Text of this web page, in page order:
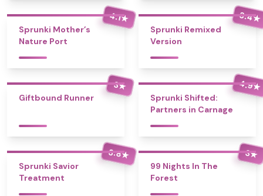
4.1★
Sprunki Mother’s
Nature Port
3.4★
Sprunki Remixed
Version
3★
Giftbound Runner
4.9★
Sprunki Shifted:
Partners in Carnage
3.8★
Sprunki Savior
Treatment
3★
99 Nights In The
Forest